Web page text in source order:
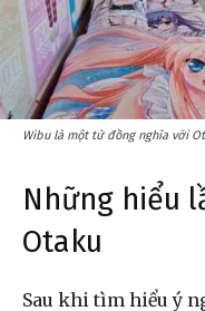
Wibu là một từ đồng nghĩa với
Những hiểu
Otaku
Sau khi tìm hiểu ý